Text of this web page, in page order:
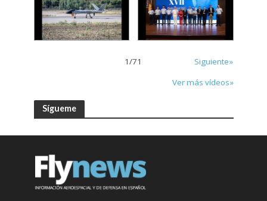
1/71
Siguiente»
Ver más vídeos»
Sígueme